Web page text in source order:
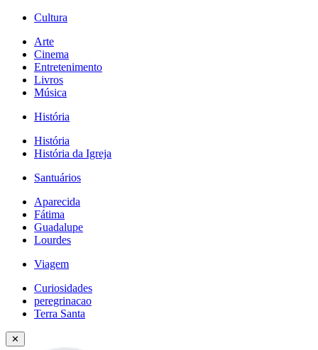
Cultura
Arte
Cinema
Entretenimento
Livros
Música
História
História
História da Igreja
Santuários
Aparecida
Fátima
Guadalupe
Lourdes
Viagem
Curiosidades
peregrinacao
Terra Santa
✕